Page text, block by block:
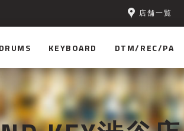
店舗一覧
DRUMS KEYBOARD DTM/REC/PA